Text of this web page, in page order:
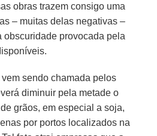
obras trazem consigo uma
– muitas delas negativas –
obscuridade provocada pela
vem sendo chamada pelos
diminuir pela metade o
grãos, em especial a soja,
por portos localizados na